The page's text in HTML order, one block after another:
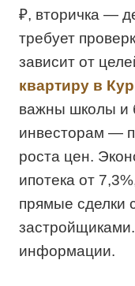
₽, вторичка —
требует
зависит от
квартиру в
важны школы и
инвесторам —
роста цен.
ипотека от
прямые сделки
застройщиками.
информации.